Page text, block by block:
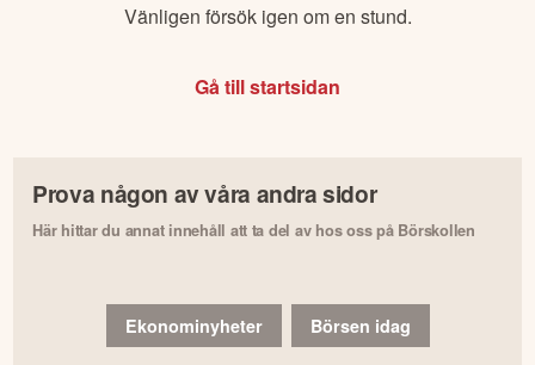
Vänligen försök igen om en stund.
Gå till startsidan
Prova någon av våra andra sidor
Här hittar du annat innehåll att ta del av hos oss på Börskollen
Ekonominyheter Börsen idag